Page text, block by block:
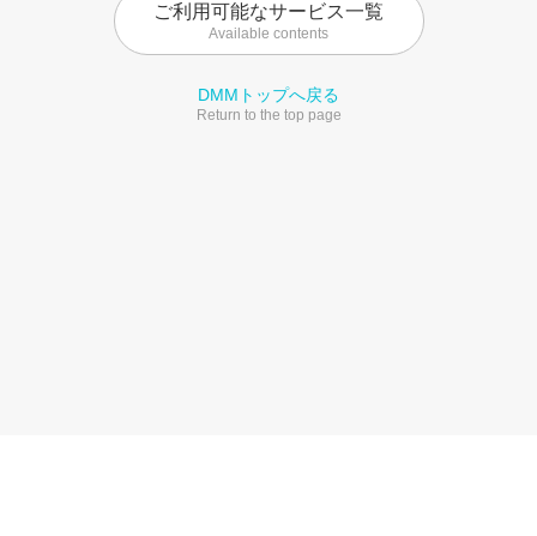
ご利用可能なサービス一覧
Available contents
DMMトップへ戻る
Return to the top page